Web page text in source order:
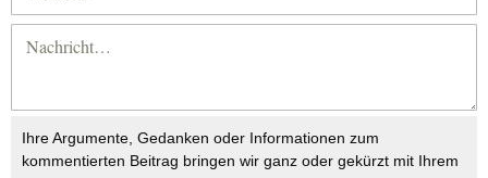
Ihre Argumente, Gedanken oder Informationen zum
kommentierten Beitrag bringen wir ganz oder gekürzt mit Ihrem